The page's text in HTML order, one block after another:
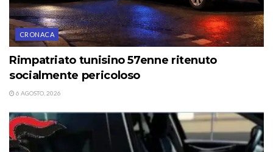
CRONACA
Rimpatriato tunisino 57enne ritenuto
socialmente pericoloso
6 AGOSTO, 2026